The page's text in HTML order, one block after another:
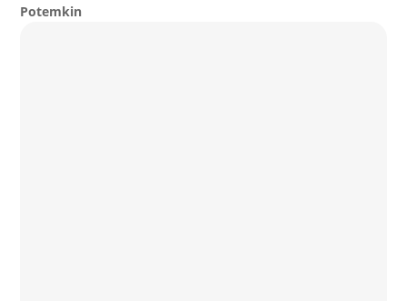
Potemkin